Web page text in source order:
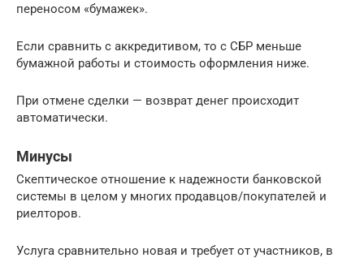
переносом «бумажек».
Если сравнить с аккредитивом, то с СБР меньше
бумажной работы и стоимость оформления ниже.
При отмене сделки — возврат денег происходит
автоматически.
Минусы
Скептическое отношение к надежности банковской
системы в целом у многих продавцов/покупателей и
риелторов.
Услуга сравнительно новая и требует от участников, в